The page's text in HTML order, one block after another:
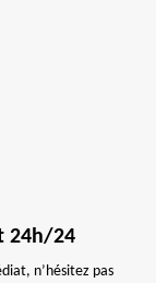
24h/24
n’hésitez pas